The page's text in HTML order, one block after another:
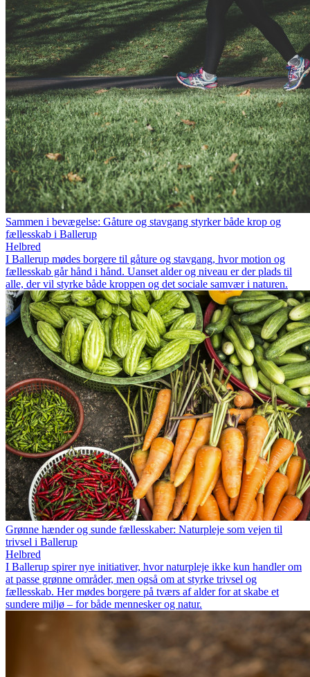
Sammen i bevægelse: Gåture og stavgang styrker både krop og
fællesskab i Ballerup
Helbred
I Ballerup mødes borgere til gåture og stavgang, hvor motion og
fællesskab går hånd i hånd. Uanset alder og niveau er der plads til
alle, der vil styrke både kroppen og det sociale samvær i naturen.
Grønne hænder og sunde fællesskaber: Naturpleje som vejen til
trivsel i Ballerup
Helbred
I Ballerup spirer nye initiativer, hvor naturpleje ikke kun handler om
at passe grønne områder, men også om at styrke trivsel og
fællesskab. Her mødes borgere på tværs af alder for at skabe et
sundere miljø – for både mennesker og natur.